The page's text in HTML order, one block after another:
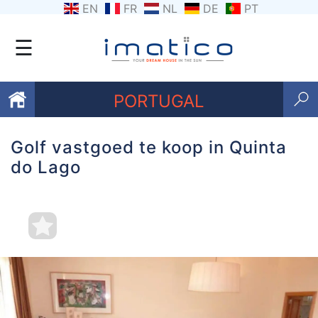
EN FR NL DE PT
☰
PORTUGAL
Favorieten
Contacten
Voorwaarden
Getuigenissen
Golf vastgoed te koop in Quinta
do Lago